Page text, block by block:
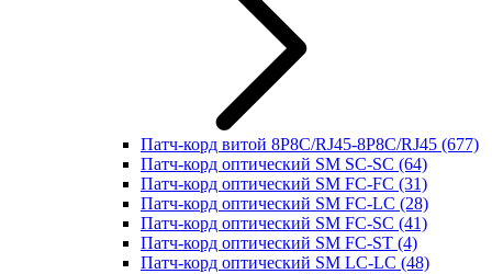
Патч-корд витой 8P8C/RJ45-8P8C/RJ45 (677)
Патч-корд оптический SM SC-SC (64)
Патч-корд оптический SM FC-FC (31)
Патч-корд оптический SM FC-LC (28)
Патч-корд оптический SM FC-SC (41)
Патч-корд оптический SM FC-ST (4)
Патч-корд оптический SM LC-LC (48)